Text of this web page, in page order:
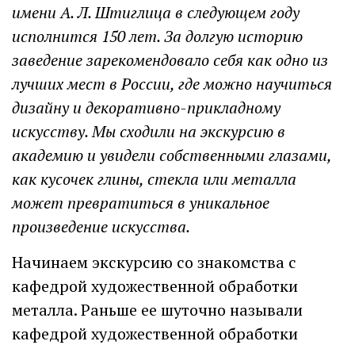
имени А. Л. Штиглица в следующем году
исполнится 150 лет. За долгую историю
заведение зарекомендовало себя как одно из
лучших мест в России, где можно научиться
дизайну и декоративно-прикладному
искусству. Мы сходили на экскурсию в
академию и увидели собственными глазами,
как кусочек глины, стекла или металла
может превратиться в уникальное
произведение искусства.
Начинаем экскурсию со знакомства с
кафедрой художественной обработки
металла. Раньше ее шуточно называли
кафедрой художественной обработки